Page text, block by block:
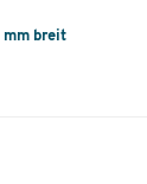
mm breit